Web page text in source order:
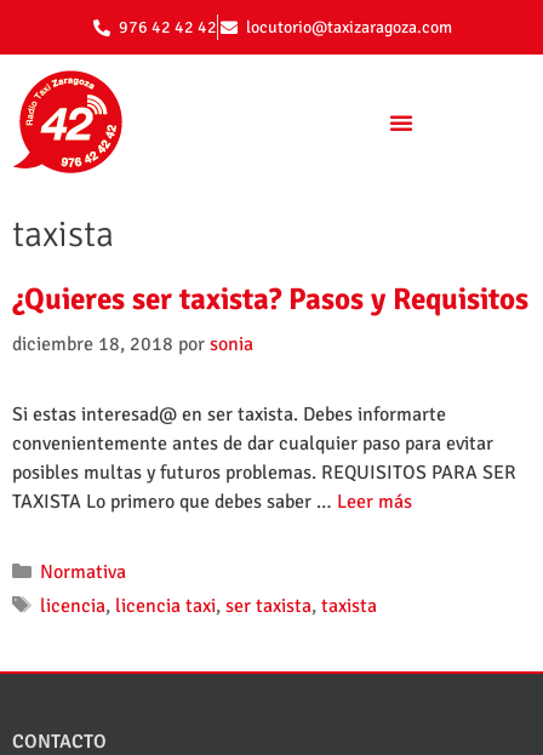
976 42 42 42 locutorio@taxizaragoza.com
taxista
¿Quieres ser taxista? Pasos y Requisitos
diciembre 18, 2018 por sonia
Si estas interesad@ en ser taxista. Debes informarte
convenientemente antes de dar cualquier paso para evitar
posibles multas y futuros problemas. REQUISITOS PARA SER
TAXISTA Lo primero que debes saber … Leer más
Normativa
licencia, licencia taxi, ser taxista, taxista
CONTACTO